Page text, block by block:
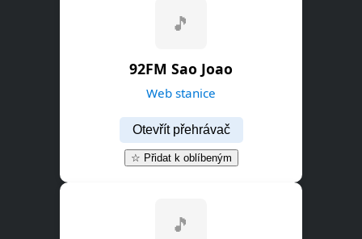
🎵
92FM Sao Joao
Web stanice
Otevřít přehrávač
☆ Přidat k oblíbeným
🎵